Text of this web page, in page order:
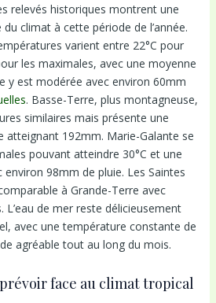
relevés historiques montrent une
climat à cette période de l’année.
varient entre 22°C pour
les maximales, avec une moyenne
y est modérée avec environ 60mm
. Basse-Terre, plus montagneuse,
similaires mais présente une
atteignant 192mm. Marie-Galante se
pouvant atteindre 30°C et une
environ 98mm de pluie. Les Saintes
à Grande-Terre avec
de mer reste délicieusement
avec une température constante de
agréable tout au long du mois.
face au climat tropical